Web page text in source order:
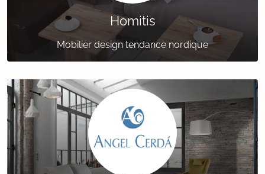
Homitis
Mobilier design tendance nordique